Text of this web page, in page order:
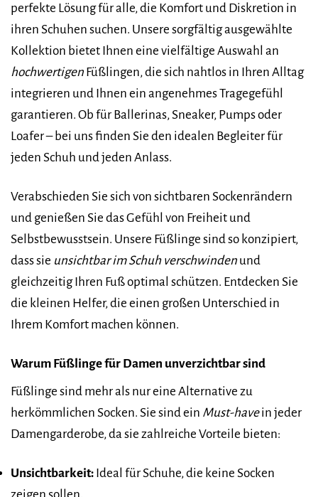
perfekte Lösung für alle, die Komfort und Diskretion in
ihren Schuhen suchen. Unsere sorgfältig ausgewählte
Kollektion bietet Ihnen eine vielfältige Auswahl an
hochwertigen Füßlingen, die sich nahtlos in Ihren Alltag
integrieren und Ihnen ein angenehmes Tragegefühl
garantieren. Ob für Ballerinas, Sneaker, Pumps oder
Loafer – bei uns finden Sie den idealen Begleiter für
jeden Schuh und jeden Anlass.
Verabschieden Sie sich von sichtbaren Sockenrändern
und genießen Sie das Gefühl von Freiheit und
Selbstbewusstsein. Unsere Füßlinge sind so konzipiert,
dass sie unsichtbar im Schuh verschwinden und
gleichzeitig Ihren Fuß optimal schützen. Entdecken Sie
die kleinen Helfer, die einen großen Unterschied in
Ihrem Komfort machen können.
Warum Füßlinge für Damen unverzichtbar sind
Füßlinge sind mehr als nur eine Alternative zu
herkömmlichen Socken. Sie sind ein Must-havein jeder
Damengarderobe, da sie zahlreiche Vorteile bieten:
Unsichtbarkeit: Ideal für Schuhe, die keine Socken